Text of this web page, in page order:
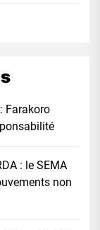
Farakoro
: le SEMA
non